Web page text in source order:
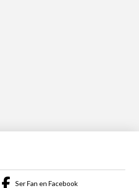
Ser Fan en Facebook